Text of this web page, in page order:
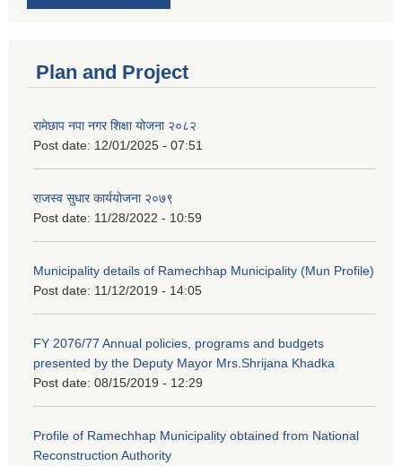
Plan and Project
रामेछाप नपा नगर शिक्षा योजना २०८२
Post date: 12/01/2025 - 07:51
राजस्व सुधार कार्ययोजना २०७९
Post date: 11/28/2022 - 10:59
Municipality details of Ramechhap Municipality (Mun Profile)
Post date: 11/12/2019 - 14:05
FY 2076/77 Annual policies, programs and budgets
presented by the Deputy Mayor Mrs.Shrijana Khadka
Post date: 08/15/2019 - 12:29
Profile of Ramechhap Municipality obtained from National
Reconstruction Authority